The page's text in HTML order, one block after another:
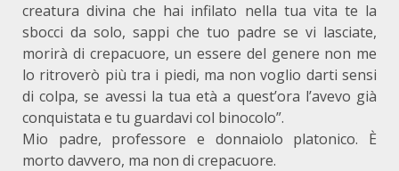
creatura divina che hai infilato nella tua vita te la
sbocci da solo, sappi che tuo padre se vi lasciate,
morirà di crepacuore, un essere del genere non me
lo ritroverò più tra i piedi, ma non voglio darti sensi
di colpa, se avessi la tua età a quest’ora l’avevo già
conquistata e tu guardavi col binocolo”.
Mio padre, professore e donnaiolo platonico. È
morto davvero, ma non di crepacuore.